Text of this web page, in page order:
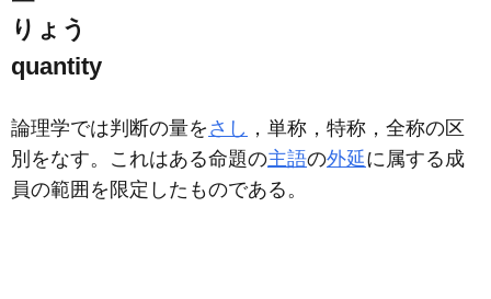
りょう
quantity
論理学では判断の量を さし ，単称，特称，全称の区
別をなす。これはある命題の主語の外延に属する成
員の範囲を限定したものである。